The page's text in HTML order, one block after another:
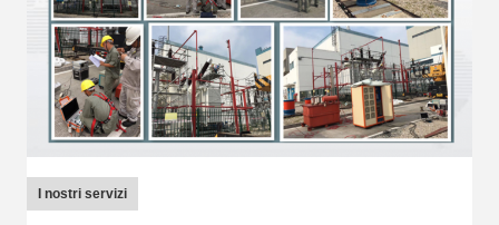
I nostri servizi